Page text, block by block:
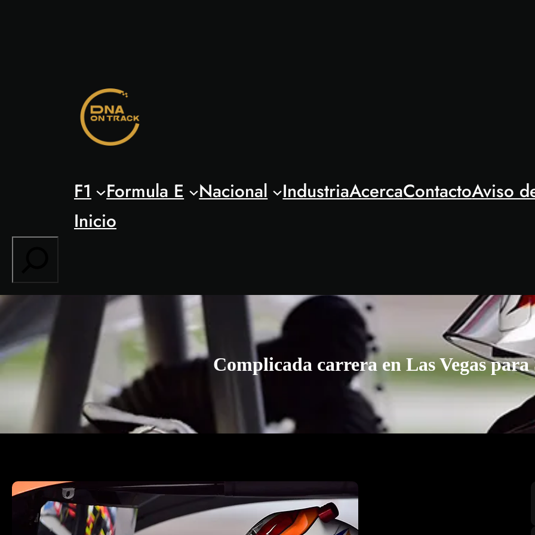
F1 Formula E Nacional IndustriaAcercaContactoAviso
Inicio
Complicada carrera en Las Vegas para